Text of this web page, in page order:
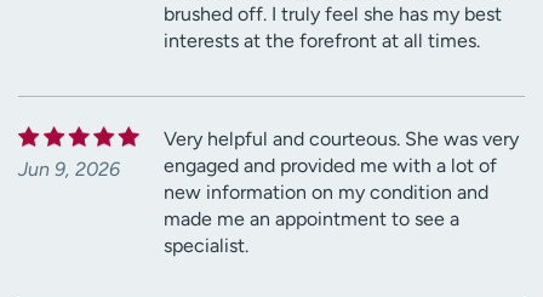
brushed off. I truly feel she has my best
interests at the forefront at all times.
Jun 9, 2026
Very helpful and courteous. She was very
engaged and provided me with a lot of
new information on my condition and
made me an appointment to see a
specialist.